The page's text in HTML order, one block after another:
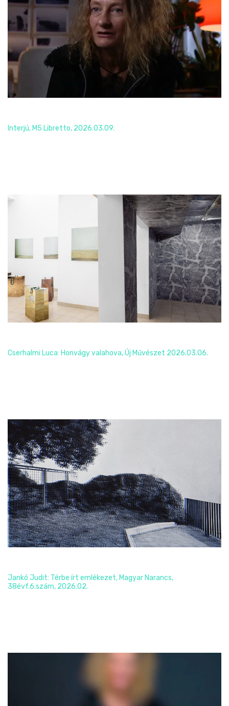
Interjú, M5 Libretto, 2026.03.09.
Cserhalmi Luca: Honvágy valahova, Új Művészet 2026.03.06.
Jankó Judit: Térbe írt emlékezet, Magyar Narancs,
38évf.6.szám, 2026.02.